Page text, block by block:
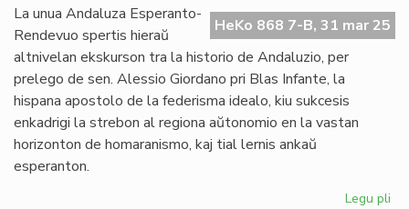
HeKo 868 7-B, 31 mar 25
La unua Andaluza Esperanto-
Rendevuo spertis hieraŭ
altnivelan ekskurson tra la historio de Andaluzio, per
prelego de sen. Alessio Giordano pri Blas Infante, la
hispana apostolo de la federisma idealo, kiu sukcesis
enkadrigi la strebon al regiona aŭtonomio en la vastan
horizonton de homaranismo, kaj tial lernis ankaŭ
esperanton.
Legu pli